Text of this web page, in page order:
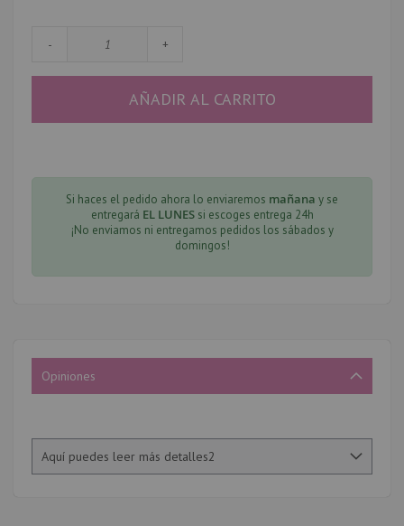
- +
AÑADIR AL CARRITO
Si haces el pedido ahora lo enviaremos mañana y se
entregará EL LUNESsi escoges entrega 24h
¡No enviamos ni entregamos pedidos los sábados y
domingos!
Opiniones
Aquí puedes leer más detalles2